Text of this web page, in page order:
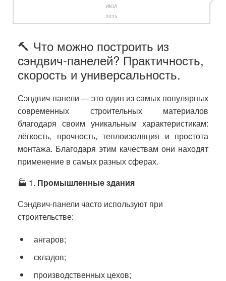
ИЮЛ
2025
🔨 Что можно построить из
сэндвич-панелей? Практичность,
скорость и универсальность.
Сэндвич-панели — это один из самых популярных
современных строительных материалов
благодаря своим уникальным характеристикам:
лёгкость, прочность, теплоизоляция и простота
монтажа. Благодаря этим качествам они находят
применение в самых разных сферах.
🏭 1. Промышленные здания
Сэндвич-панели часто используют при
строительстве:
ангаров;
складов;
производственных цехов;